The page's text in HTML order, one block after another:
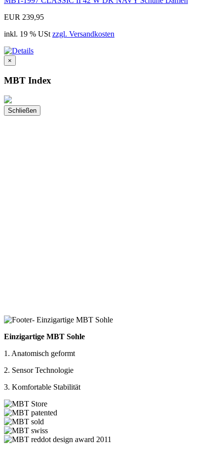
EUR 239,95
inkl. 19 % USt zzgl. Versandkosten
×
MBT Index
Schließen
Einzigartige MBT Sohle
1. Anatomisch geformt
2. Sensor Technologie
3. Komfortable Stabilität